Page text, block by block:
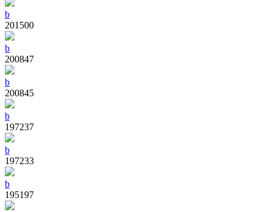
b
201500
b
200847
b
200845
b
197237
b
197233
b
195197